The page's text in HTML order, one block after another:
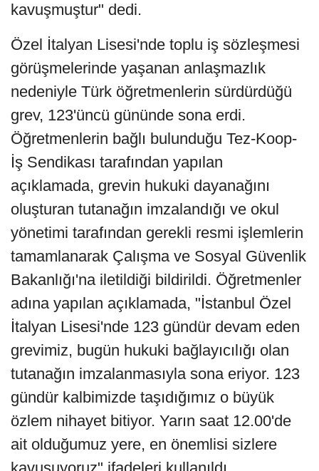
kavuşmuştur" dedi.
Özel İtalyan Lisesi'nde toplu iş sözleşmesi
görüşmelerinde yaşanan anlaşmazlık
nedeniyle Türk öğretmenlerin sürdürdüğü
grev, 123'üncü gününde sona erdi.
Öğretmenlerin bağlı bulunduğu Tez-Koop-
İş Sendikası tarafından yapılan
açıklamada, grevin hukuki dayanağını
oluşturan tutanağın imzalandığı ve okul
yönetimi tarafından gerekli resmi işlemlerin
tamamlanarak Çalışma ve Sosyal Güvenlik
Bakanlığı'na iletildiği bildirildi. Öğretmenler
adına yapılan açıklamada, "İstanbul Özel
İtalyan Lisesi'nde 123 gündür devam eden
grevimiz, bugün hukuki bağlayıcılığı olan
tutanağın imzalanmasıyla sona eriyor. 123
gündür kalbimizde taşıdığımız o büyük
özlem nihayet bitiyor. Yarın saat 12.00'de
ait olduğumuz yere, en önemlisi sizlere